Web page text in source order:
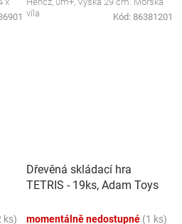
víla
Kód: 86381201
ks)
Dřevěná skládací hra
TETRIS - 19ks, Adam Toys
momentálně nedostupné (1 ks)